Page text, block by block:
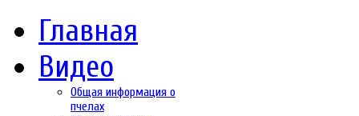
Главная
Видео
Общая информация о
пчелах